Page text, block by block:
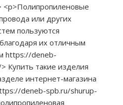
<p>Полипропиленовые
или других
пользуются
их отличным
https://deneb-
Купить такие изделия
интернет-магазина
deneb-spb.ru/shurup-